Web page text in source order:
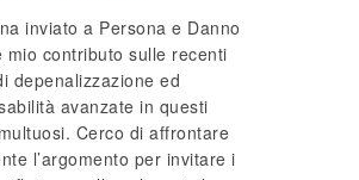
inviato a Persona e Danno
mio contributo sulle recenti
depenalizzazione ed
avanzate in questi
Cerco di affrontare
l’argomento per invitare i